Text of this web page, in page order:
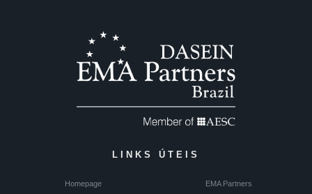
LINKS ÚTEIS
Homepage EMA Partners